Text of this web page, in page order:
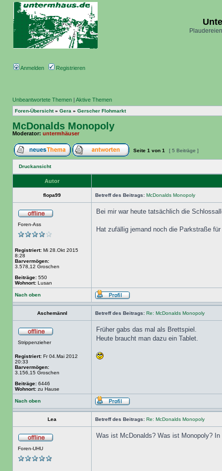
Anmelden Registrieren
Unbeantwortete Themen | Aktive Themen
Foren-Übersicht» Gera » Gerscher Flohmarkt
McDonalds Monopoly
Moderator: untermhäuser
Seite 1 von 1 [ 5 Beiträge ]
Druckansicht
Autor
flopa99 Betreff des Beitrags: McDonalds Monopoly
Foren-Ass
Registriert: Mi 28.Okt 2015
8:28
Barvermögen:
3.578,12 Groschen
Beiträge: 550
Wohnort: Lusan
Bei mir war heute tatsächlich die
Hat zufällig jemand noch die Parkstraße
Nach oben
Aschemännl Betreff des Beitrags: Re: McDonalds Monopoly
Strippenzieher
Registriert: Fr 04.Mai 2012
20:33
Barvermögen:
3.156,15 Groschen
Beiträge: 6446
Wohnort: zu Hause
Früher gabs das mal als Brettspiel.
Heute braucht man dazu ein Tablet.
Nach oben
Lea Betreff des Beitrags: Re: McDonalds Monopoly
Foren-UHU
Was ist McDonalds? Was ist Monopoly?